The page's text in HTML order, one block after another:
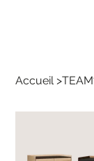
Accueil >